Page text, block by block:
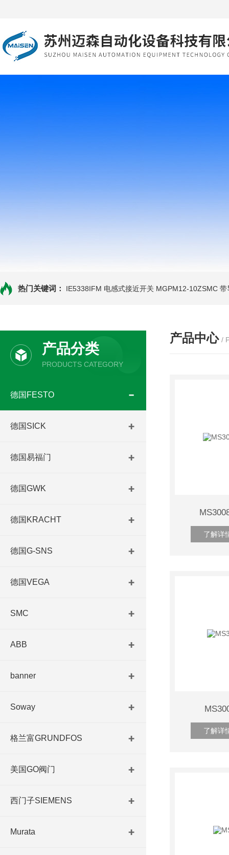
热门关键词： IE5338IFM 电感式接近开关 MGPM12-10ZSMC 带
产品分类
PRODUCTS CATEGORY
德国FESTO
德国SICK
德国易福门
德国GWK
德国KRACHT
德国G-SNS
德国VEGA
SMC
ABB
banner
Soway
格兰富GRUNDFOS
美国GO阀门
西门子SIEMENS
Murata
产品中心 /
了解详
了解详